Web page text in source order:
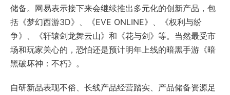
储备。网易表示接下来会继续推出多元化的创新产品，包
括《梦幻西游3D》、《EVE ONLINE》、《权利与纷
争》、《轩辕剑龙舞云山》和《花与剑》等。当然最受市
场和玩家关心的，恐怕还是预计明年上线的暗黑手游《暗
黑破坏神：不朽》。
自研新品表现不俗、长线产品经营踏实、产品储备资源足